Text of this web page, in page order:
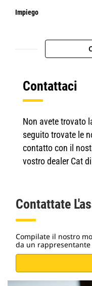
Impiego
Contattaci
Non avete trovato
seguito trovate le
contatto con il
vostro dealer Cat
Contattate
Compilate il nostro
da un rappresentante